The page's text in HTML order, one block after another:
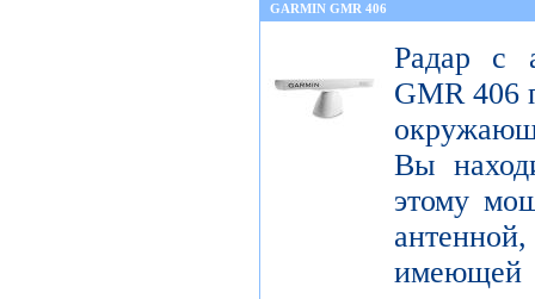
GARMIN GMR 406
Радар с
GMR 406
Вы
этому